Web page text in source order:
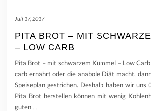
Juli 17, 2017
PITA BROT – MIT
– LOW CARB
Pita Brot – mit schwarzem Kümmel – Low
carb ernährt oder die anabole Diät macht,
Speiseplan gestrichen. Deshalb haben wir uns
Pita Brot herstellen können mit wenig
guten